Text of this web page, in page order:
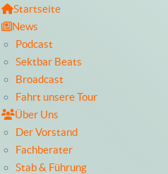
Startseite
News
Podcast
Sektbar Beats
Broadcast
Fahrt unsere Tour
Über Uns
Der Vorstand
Fachberater
Stab & Führung